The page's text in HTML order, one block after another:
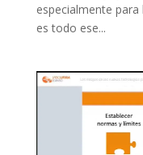
especialmente
es todo ese...